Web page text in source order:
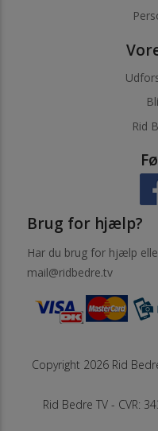
Rid
Brug for hjælp?
Har du brug for hjælp
mail@ridbedre.tv
Copyright 2026 Rid
Rid Bedre TV - CVR: